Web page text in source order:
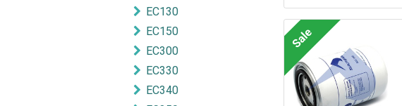
EC130
EC150
EC300
EC330
EC340
Sale